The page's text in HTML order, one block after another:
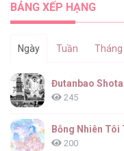
Tin
BẢNG XẾP HẠNG
Ngày Tuần Tháng
Đutanbao Shota
245
Bỗng Nhiên Tôi
200